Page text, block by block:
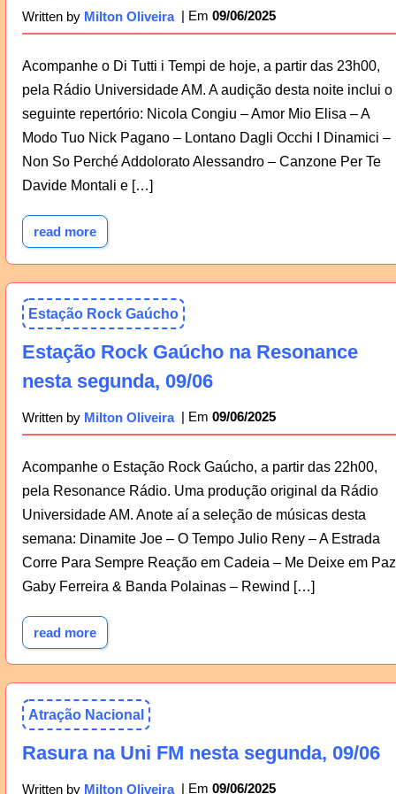
Written by Milton Oliveira 09/06/2025
Acompanhe o Di Tutti i Tempi de hoje, a partir das 23h00,
pela Rádio Universidade AM. A audição desta noite inclui o
seguinte repertório: Nicola Congiu – Amor Mio Elisa – A
Modo Tuo Nick Pagano – Lontano Dagli Occhi I Dinamici –
Non So Perché Addolorato Alessandro – Canzone Per Te
Davide Montali e […]
read more
Estação Rock Gaúcho
Estação Rock Gaúcho na Resonance
nesta segunda, 09/06
Written by Milton Oliveira 09/06/2025
Acompanhe o Estação Rock Gaúcho, a partir das 22h00,
pela Resonance Rádio. Uma produção original da Rádio
Universidade AM. Anote aí a seleção de músicas desta
semana: Dinamite Joe – O Tempo Julio Reny – A Estrada
Corre Para Sempre Reação em Cadeia – Me Deixe em Paz
Gaby Ferreira & Banda Polainas – Rewind […]
read more
Atração Nacional
Rasura na Uni FM nesta segunda, 09/06
Written by Milton Oliveira 09/06/2025